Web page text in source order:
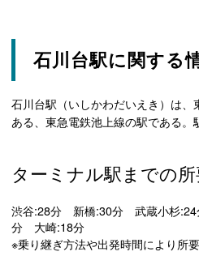
石川台駅に関する
石川台駅（いしかわだいえき）は、
ある、東急電鉄池上線の駅である。
ターミナル駅までの
渋谷:28分 新橋:30分 武蔵小杉
分 大崎:18分
※乗り継ぎ方法や出発時間により所